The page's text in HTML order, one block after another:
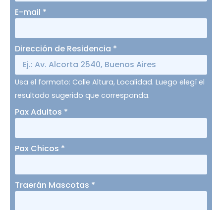
E-mail *
Dirección de Residencia *
Usa el formato: Calle Altura, Localidad. Luego elegí el
resultado sugerido que corresponda.
Pax Adultos *
Pax Chicos *
Traerán Mascotas *